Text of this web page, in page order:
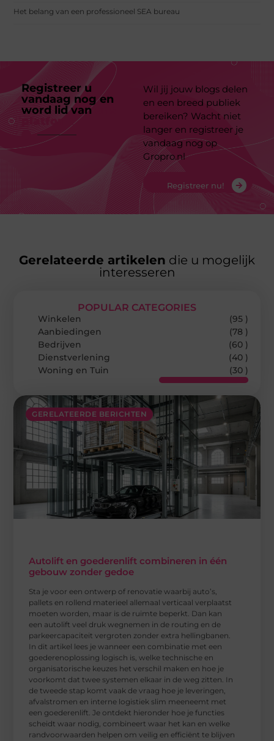
Het belang van een professioneel SEA bureau
Registreer u
vandaag nog en
word lid van
platform
Wil jij jouw blogs delen
en een breed publiek
bereiken? Wacht niet
langer en registreer je
vandaag nog op
Gropro.nl
Registreer nu!
Gerelateerde artikelen die u mogelijk
interesseren
GERELATEERDE BERICHTEN
Autolift en goederenlift combineren in één
gebouw zonder gedoe
Sta je voor een ontwerp of renovatie waarbij auto’s,
pallets en rollend materieel allemaal verticaal verplaatst
moeten worden, maar is de ruimte beperkt. Dan kan
een autolift veel druk wegnemen in de routing en de
parkeercapaciteit vergroten zonder extra hellingbanen.
In dit artikel lees je wanneer een combinatie met een
goederenoplossing logisch is, welke technische en
organisatorische keuzes het verschil maken en hoe je
voorkomt dat twee systemen elkaar in de weg zitten. In
de tweede stap komt vaak de vraag hoe je leveringen,
afvalstromen en interne logistiek slim meeneemt met
een goederenlift. Je ontdekt hieronder hoe je functies
scheidt waar nodig, combineert waar het kan en welke
randvoorwaarden helpen om veilig en efficiënt te blijven
POPULAR CATEGORIES
Winkelen
(95 )
Aanbiedingen
(78 )
Bedrijven
(60 )
Dienstverlening
(40 )
Woning en Tuin
(30 )